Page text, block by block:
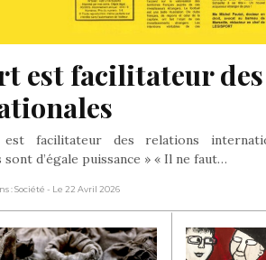
est facilitateur
facilitateur des relations
d’égale puissance » « Il ne faut…
: Société - Le 22 Avril 2026